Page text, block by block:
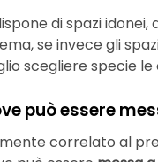
di spazi
se invece gli
scegliere specie
può essere
correlato al